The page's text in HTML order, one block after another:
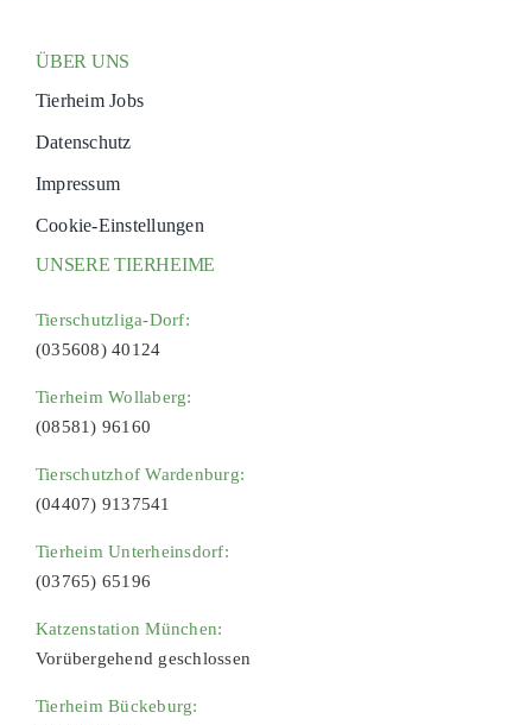
ÜBER UNS
Tierheim Jobs
Datenschutz
Impressum
Cookie-Einstellungen
UNSERE TIERHEIME
Tierschutzliga-Dorf:
(035608) 40124
Tierheim Wollaberg:
(08581) 96160
Tierschutzhof Wardenburg:
(04407) 9137541
Tierheim Unterheinsdorf:
(03765) 65196
Katzenstation München:
Vorübergehend geschlossen
Tierheim Bückeburg: